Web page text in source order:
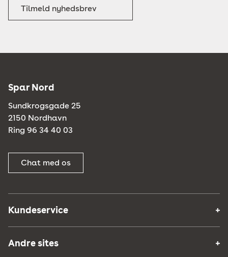
Tilmeld nyhedsbrev
Spar Nord
Sundkrogsgade 25
2150 Nordhavn
Ring 96 34 40 03
Chat med os
Kundeservice
Andre sites